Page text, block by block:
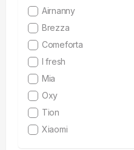
Airnanny
Brezza
Comeforta
I fresh
Mia
Oxy
Tion
Xiaomi